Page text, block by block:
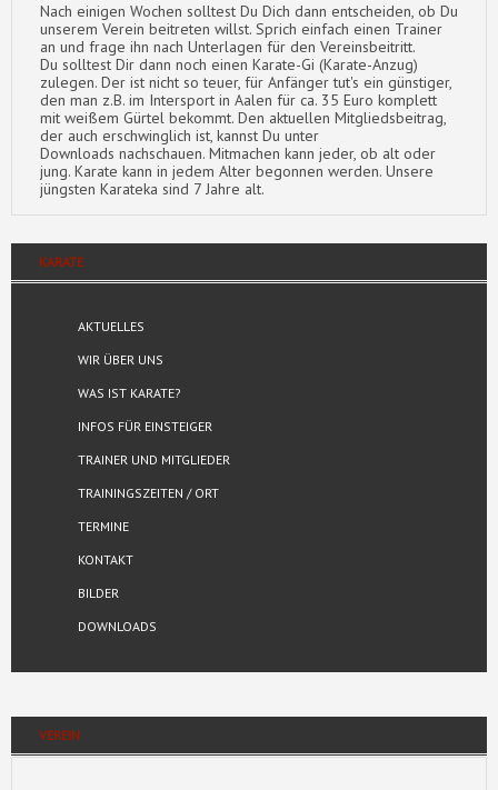
Nach einigen Wochen solltest Du Dich dann entscheiden, ob Du
unserem Verein beitreten willst. Sprich einfach einen Trainer
an und frage ihn nach Unterlagen für den Vereinsbeitritt.
Du solltest Dir dann noch einen Karate-Gi (Karate-Anzug)
zulegen. Der ist nicht so teuer, für Anfänger tut's ein günstiger,
den man z.B. im Intersport in Aalen für ca. 35 Euro komplett
mit weißem Gürtel bekommt. Den aktuellen Mitgliedsbeitrag,
der auch erschwinglich ist, kannst Du unter
Downloads nachschauen. Mitmachen kann jeder, ob alt oder
jung. Karate kann in jedem Alter begonnen werden. Unsere
jüngsten Karateka sind 7 Jahre alt.
KARATE
AKTUELLES
WIR ÜBER UNS
WAS IST KARATE?
INFOS FÜR EINSTEIGER
TRAINER UND MITGLIEDER
TRAININGSZEITEN / ORT
TERMINE
KONTAKT
BILDER
DOWNLOADS
VEREIN